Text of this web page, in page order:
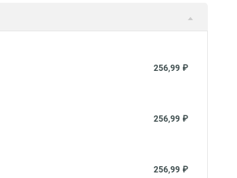
256,99 ₽
256,99 ₽
256,99 ₽